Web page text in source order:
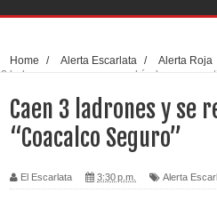
Home / Alerta Escarlata / Alerta Roja
3 ladrones y se recupera vehículo, en
Caen 3 ladrones y se
“Coacalco Seguro”
El Escarlata 3:30 p.m. Alerta